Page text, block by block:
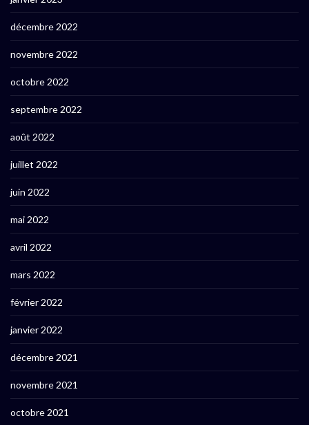
décembre 2022
novembre 2022
octobre 2022
septembre 2022
août 2022
juillet 2022
juin 2022
mai 2022
avril 2022
mars 2022
février 2022
janvier 2022
décembre 2021
novembre 2021
octobre 2021